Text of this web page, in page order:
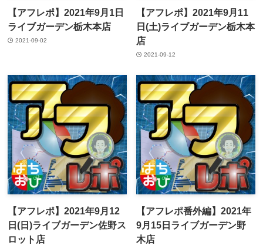
【アフレポ】2021年9月1日
ライブガーデン栃木本店
2021-09-02
【アフレポ】2021年9月11
日(土)ライブガーデン栃木本
店
2021-09-12
【アフレポ】2021年9月12
日(日)ライブガーデン佐野ス
ロット店
【アフレポ番外編】2021年
9月15日ライブガーデン野
木店